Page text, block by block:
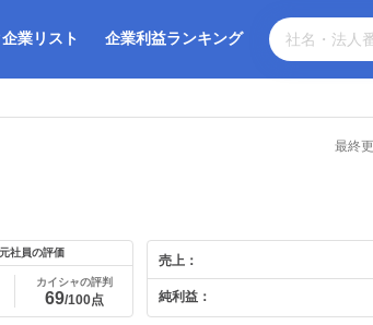
業リスト 企業利益ランキング
最終
社員の評価
カイシャの評判
69/100点
売上：
純利益：